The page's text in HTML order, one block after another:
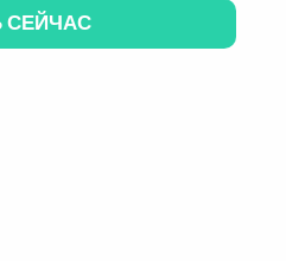
СЕЙЧАС